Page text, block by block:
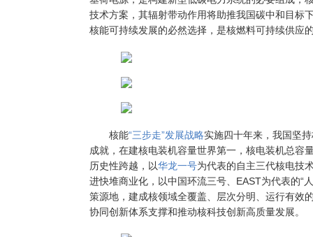
技术方案，其辐射带动作用将助推我国碳中和目标
核能可持续发展的必然选择，是核燃料可持续供应
核能“三步走”发展战略实施四十年来，我国坚
成就，在建核电装机容量世界第一，核电装机总容
历史性跨越，以华龙一号为代表的自主三代核电技
进快堆商业化，以中国环流三号、EAST为代表的“
策源地，建成核领域全覆盖、层次分明、运行有效
协同创新体系支撑和推动核科技创新高质量发展。